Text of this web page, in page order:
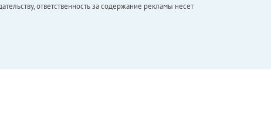
ответственность за содержание рекламы несет